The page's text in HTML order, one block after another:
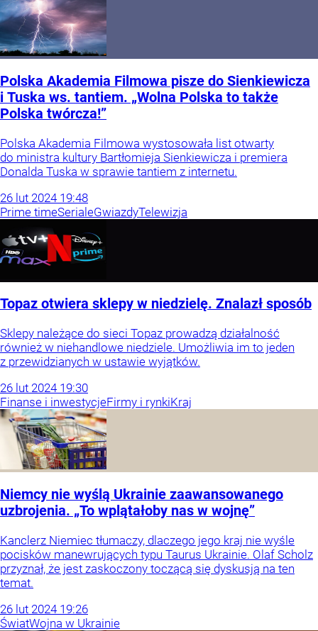
Polska Akademia Filmowa pisze do Sienkiewicza
i Tuska ws. tantiem. „Wolna Polska to także
Polska twórcza!”
Polska Akademia Filmowa wystosowała list otwarty
do ministra kultury Bartłomieja Sienkiewicza i premiera
Donalda Tuska w sprawie tantiem z internetu.
26 lut 2024 19:48
Prime timeSerialeGwiazdyTelewizja
Topaz otwiera sklepy w niedzielę. Znalazł sposób
Sklepy należące do sieci Topaz prowadzą działalność
również w niehandlowe niedziele. Umożliwia im to jeden
z przewidzianych w ustawie wyjątków.
26 lut 2024 19:30
Finanse i inwestycjeFirmy i rynkiKraj
Niemcy nie wyślą Ukrainie zaawansowanego
uzbrojenia. „To wplątałoby nas w wojnę”
Kanclerz Niemiec tłumaczy, dlaczego jego kraj nie wyśle
pocisków manewrujących typu Taurus Ukrainie. Olaf Scholz
przyznał, że jest zaskoczony toczącą się dyskusją na ten
temat.
26 lut 2024 19:26
ŚwiatWojna w Ukrainie